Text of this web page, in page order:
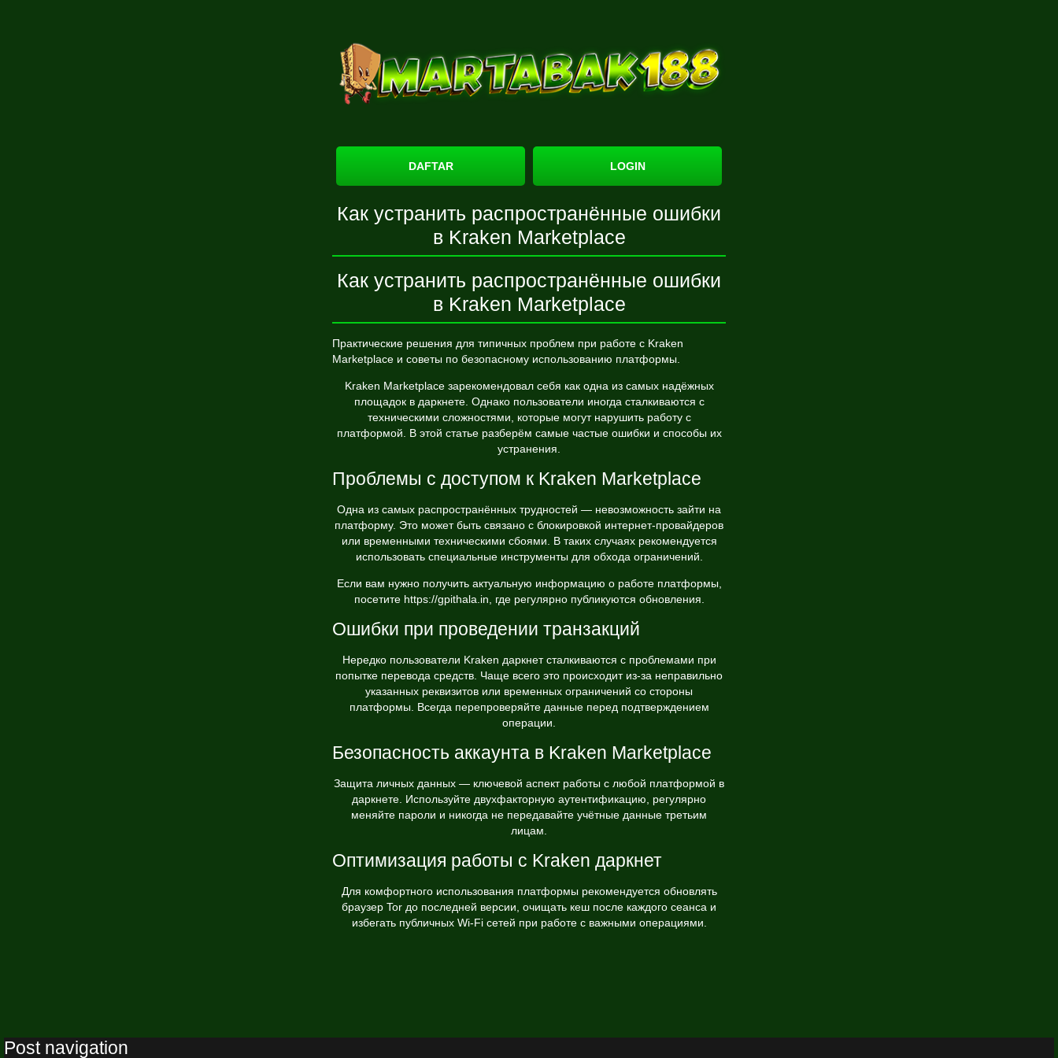
DAFTAR LOGIN
Как устранить распространённые ошибки
в Kraken Marketplace
Как устранить распространённые ошибки
в Kraken Marketplace
Практические решения для типичных проблем при работе с Kraken
Marketplace и советы по безопасному использованию платформы.
Kraken Marketplace зарекомендовал себя как одна из самых надёжных
площадок в даркнете. Однако пользователи иногда сталкиваются с
техническими сложностями, которые могут нарушить работу с
платформой. В этой статье разберём самые частые ошибки и способы их
устранения.
Проблемы с доступом к Kraken Marketplace
Одна из самых распространённых трудностей — невозможность зайти на
платформу. Это может быть связано с блокировкой интернет-провайдеров
или временными техническими сбоями. В таких случаях рекомендуется
использовать специальные инструменты для обхода ограничений.
Если вам нужно получить актуальную информацию о работе платформы,
посетите https://gpithala.in , где регулярно публикуются обновления.
Ошибки при проведении транзакций
Нередко пользователи Kraken даркнет сталкиваются с проблемами при
попытке перевода средств. Чаще всего это происходит из-за неправильно
указанных реквизитов или временных ограничений со стороны
платформы. Всегда перепроверяйте данные перед подтверждением
операции.
Безопасность аккаунта в Kraken Marketplace
Защита личных данных — ключевой аспект работы с любой платформой в
даркнете. Используйте двухфакторную аутентификацию, регулярно
меняйте пароли и никогда не передавайте учётные данные третьим
лицам.
Оптимизация работы с Kraken даркнет
Для комфортного использования платформы рекомендуется обновлять
браузер Tor до последней версии, очищать кеш после каждого сеанса и
избегать публичных Wi-Fi сетей при работе с важными операциями.
Post navigation